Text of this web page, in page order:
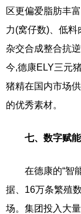
区更偏爱脂肪丰
力(窝仔数)、低
杂交合成整合抗
今,德康ELY三元
猪精在国内市场
的优秀素材。
七、数字赋
在德康的“智能
据、16万条繁殖
场。集团投入大